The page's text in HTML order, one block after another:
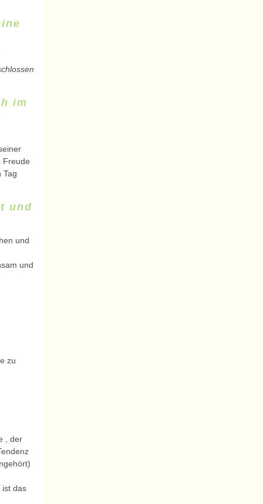
im
Freude
Tag
und
und
und
zu
, der
ist das